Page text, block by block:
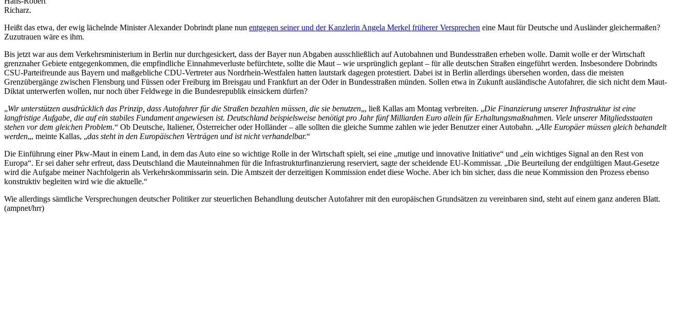
Richarz.
Heißt das etwa, der ewig lächelnde Minister Alexander Dobrindt plane nun entgegen seiner und der Kanzlerin Angela Merkel früherer Versprechen eine Maut für Deutsche und Ausländer gleichermaßen?
Zuzutrauen wäre es ihm.
Bis jetzt war aus dem Verkehrsministerium in Berlin nur durchgesickert, dass der Bayer nun Abgaben ausschließlich auf Autobahnen und Bundesstraßen erheben wolle. Damit wolle er der Wirtschaft
grenznaher Gebiete entgegenkommen, die empfindliche Einnahmeverluste befürchtete, sollte die Maut – wie ursprünglich geplant – für alle deutschen Straßen eingeführt werden. Insbesondere Dobrindts
CSU-Parteifreunde aus Bayern und maßgebliche CDU-Vertreter aus Nordrhein-Westfalen hatten lautstark dagegen protestiert. Dabei ist in Berlin allerdings übersehen worden, dass die meisten
Grenzübergänge zwischen Flensburg und Füssen oder Freiburg im Breisgau und Frankfurt an der Oder in Bundesstraßen münden. Sollen etwa in Zukunft ausländische Autofahrer, die sich nicht dem Maut-
Diktat unterwerfen wollen, nur noch über Feldwege in die Bundesrepublik einsickern dürfen?
„Wir unterstützen ausdrücklich das Prinzip, dass Autofahrer für die Straßen bezahlen müssen, die sie benutzen„, ließ Kallas am Montag verbreiten. „Die Finanzierung unserer Infrastruktur ist eine
langfristige Aufgabe, die auf ein stabiles Fundament angewiesen ist. Deutschland beispielsweise benötigt pro Jahr fünf Milliarden Euro allein für Erhaltungsmaßnahmen. Viele unserer Mitgliedsstaaten
stehen vor dem gleichen Problem.“ Ob Deutsche, Italiener, Österreicher oder Holländer – alle sollten die gleiche Summe zahlen wie jeder Benutzer einer Autobahn. „Alle Europäer müssen gleich behandelt
werden„, meinte Kallas, „das steht in den Europäischen Verträgen und ist nicht verhandelbar.“
Die Einführung einer Pkw-Maut in einem Land, in dem das Auto eine so wichtige Rolle in der Wirtschaft spielt, sei eine „mutige und innovative Initiative“ und „ein wichtiges Signal an den Rest von
Europa“. Er sei daher sehr erfreut, dass Deutschland die Mauteinnahmen für die Infrastrukturfinanzierung reserviert, sagte der scheidende EU-Kommissar. „Die Beurteilung der endgültigen Maut-Gesetze
wird die Aufgabe meiner Nachfolgerin als Verkehrskommissarin sein. Die Amtszeit der derzeitigen Kommission endet diese Woche. Aber ich bin sicher, dass die neue Kommission den Prozess ebenso
konstruktiv begleiten wird wie die aktuelle.“
Wie allerdings sämtliche Versprechungen deutscher Politiker zur steuerlichen Behandlung deutscher Autofahrer mit den europäischen Grundsätzen zu vereinbaren sind, steht auf einem ganz anderen Blatt.
(ampnet/hrr)